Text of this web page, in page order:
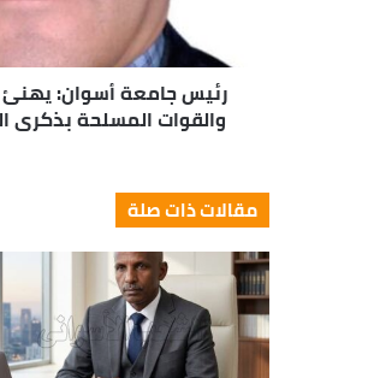
رئيس جامعة أسوان:
والقوات المسلحة بذكرى
مقالات ذات صلة